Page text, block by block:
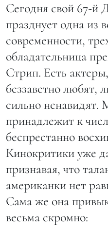
Сегодня свой 67-й
празднует одна из
современности,
обладательница
Стрип. Есть
беззаветно любят,
сильно ненавидят.
принадлежит к
беспрестанно
Кинокритики уже
признавая, что
американки нет
Сама же она
весьма скромно: